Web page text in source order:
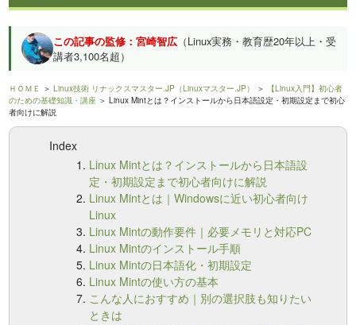
この記事の監修：宮崎智広 （Linux実務・教育歴20年以上・受
講者3,100名超）
ＨＯＭＥ ＞Linux技術 リナックスマスター.JP（Linuxマスター.JP） ＞
【Linux入門】初心者
のための基礎知識・講座 ＞ Linux Mintとは？インストールから日本語設定・初期設定まで初心
者向けに解説
Index
Linux Mintとは？インストールから日本語設
定・初期設定まで初心者向けに解説
Linux Mintとは｜Windowsに近い初心者向け
Linux
Linux Mintの動作要件｜必要メモリと対応PC
Linux Mintのインストール手順
Linux Mintの日本語化・初期設定
Linux Mintの使い方の基本
こんな人におすすめ｜別の選択肢も知りたい
ときは